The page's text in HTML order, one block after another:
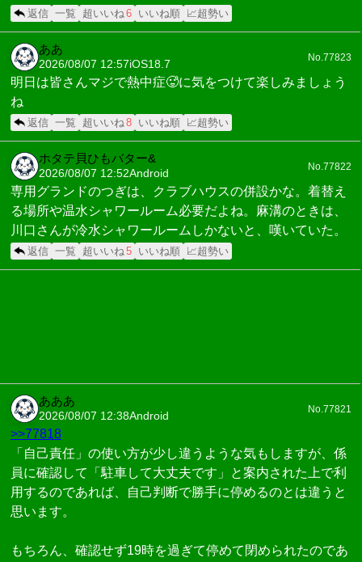
返信 一覧 超いいね6 いいね順 📈超勢い
ああ
2026/08/07 12:57iOS18.7
No.77823
明日は皆さんマジで熱中症🥵に気をつけて楽しみましょう
ね
返信 一覧 超いいね8 いいね順 📈超勢い
ホタテ貝ひもバター&
2026/08/07 12:52Android
No.77822
専用グランドのつぎは、クラブハウスの併設かな。着替え
る場所や温水シャワールーム必要だよね。麻溝のときは、
川口さんが冷水シャワールームしかないと、嘆いていた。
返信 一覧 超いいね5 いいね順 📈超勢い
あああ
2026/08/07 12:38Android
No.77821
>>77818
「自己責任」の使い方が少し違うような気もしますが、係
員に確認して「駐車して大丈夫です」と案内された上で利
用するのであれば、自己判断で勝手に停めるのとは違うと
思います。
もちろん、確認せず19時を過ぎて停めて閉められたのであ